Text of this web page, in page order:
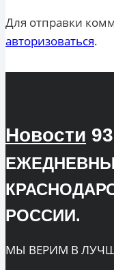
Для отправки
авторизоваться.
Новости 93
РОССИИ.
МЫ ВЕРИМ В